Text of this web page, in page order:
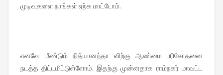
முடிவுகளை நாங்கள் ஏற்க மாட்டோம்.
எனவே மீண்டும் நித்யானந்தா விற்கு ஆண்மை பரிசோதனை
நடத்த திட்டமிட்டுள்ளோம். இதற்கு முன்னதாக ராம்நகர் மாவட்ட